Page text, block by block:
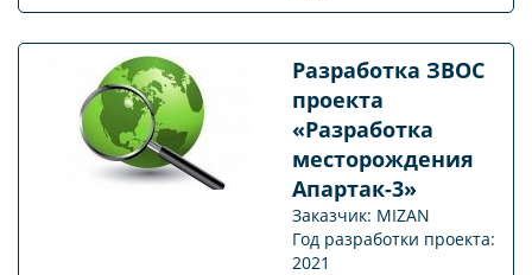
Разработка ЗВОС
проекта
«Разработка
месторождения
Апартак-3»
Заказчик: MIZAN
Год разработки проекта:
2021